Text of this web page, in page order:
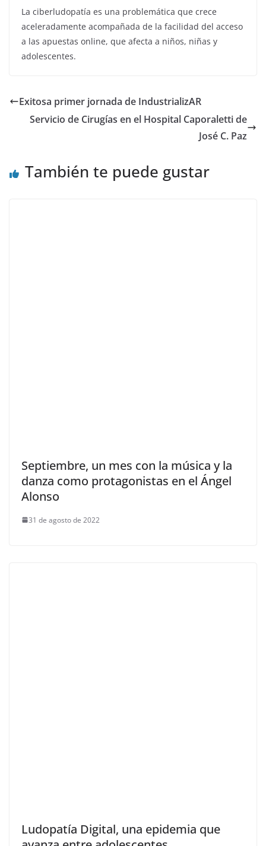
La ciberludopatía es una problemática que crece
aceleradamente acompañada de la facilidad del acceso
a las apuestas online, que afecta a niños, niñas y
adolescentes.
Exitosa primer jornada de IndustrializAR
Servicio de Cirugías en el Hospital Caporaletti de
José C. Paz
También te puede gustar
Septiembre, un mes con la música y la
danza como protagonistas en el Ángel
Alonso
31 de agosto de 2022
Ludopatía Digital, una epidemia que